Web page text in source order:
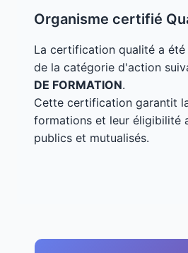
Organisme certifié
La certification qualité a
de la catégorie d'action
DE FORMATION.
Cette certification garantit
formations et leur éligibilité
publics et mutualisés.